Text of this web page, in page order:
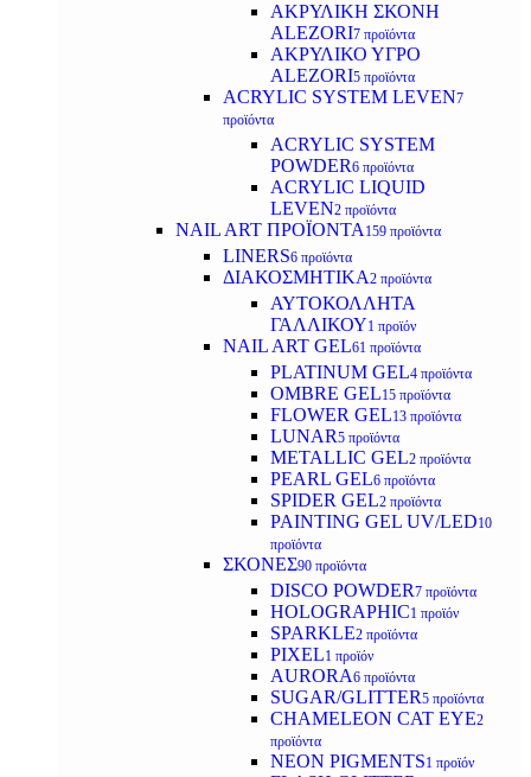
ΑΚΡΥΛΙΚΗ ΣΚΟΝΗ
ALEZORI7 προϊόντα
ΑΚΡΥΛΙΚΟ ΥΓΡΟ
ALEZORI5 προϊόντα
ACRYLIC SYSTEM LEVEN7
προϊόντα
ACRYLIC SYSTEM
POWDER6 προϊόντα
ACRYLIC LIQUID
LEVEN2 προϊόντα
NAIL ART ΠΡΟΪΟΝΤΑ 159 προϊόντα
LINERS6 προϊόντα
ΔΙΑΚΟΣΜΗΤΙΚΑ2 προϊόντα
ΑΥΤΟΚΟΛΛΗΤΑ
ΓΑΛΛΙΚΟΥ1 προϊόν
NAIL ART GEL61 προϊόντα
PLATINUM GEL4 προϊόντα
OMBRE GEL15 προϊόντα
FLOWER GEL13 προϊόντα
LUNAR5 προϊόντα
METALLIC GEL2 προϊόντα
PEARL GEL6 προϊόντα
SPIDER GEL2 προϊόντα
PAINTING GEL UV/LED10
προϊόντα
ΣΚΟΝΕΣ90 προϊόντα
DISCO POWDER7 προϊόντα
HOLOGRAPHIC1 προϊόν
SPARKLE2 προϊόντα
PIXEL1 προϊόν
AURORA6 προϊόντα
SUGAR/GLITTER5 προϊόντα
CHAMELEON CAT EYE2
προϊόντα
NEON PIGMENTS1 προϊόν